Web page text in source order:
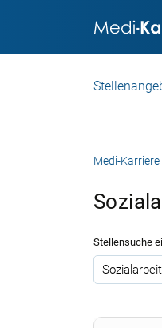
Medi-Karriere
Stellensuche